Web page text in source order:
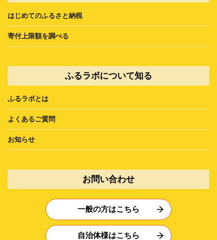
はじめてのふるさと納税
寄付上限額を調べる
ふるラボについて知る
ふるラボとは
よくあるご質問
お知らせ
お問い合わせ
一般の方はこちら
自治体様はこちら